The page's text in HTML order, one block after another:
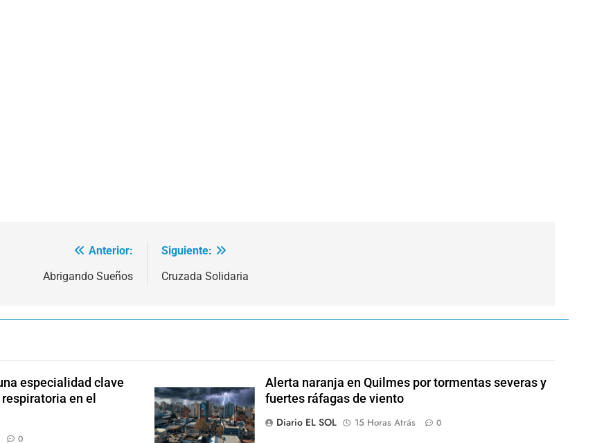
Anterior:
Abrigando Sueños
Siguiente:
Cruzada Solidaria
especialidad clave
en el
0
Alerta naranja en Quilmes por tormentas severas y
fuertes ráfagas de viento
Diario EL SOL
15 Horas Atrás 0